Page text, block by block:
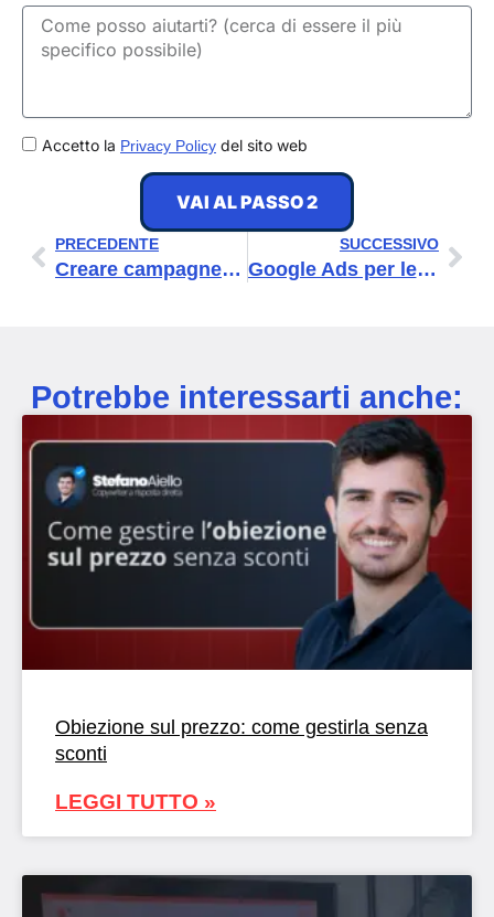
GDPRAccetto la Privacy Policy del sito web
VAI AL PASSO 2
Precedente
PRECEDENTE
Creare campagne pubblicitarie di successo nel 2026
SUCCESSIVO
Google Ads per le PMI: acquisire clienti in modo misurabile
Potrebbe interessarti anche:
Obiezione sul prezzo: come gestirla senza
sconti
LEGGI TUTTO »